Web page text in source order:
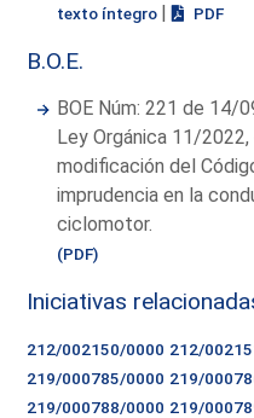
texto íntegro | PDF
B.O.E.
BOE Núm: 221 de 14/
Ley Orgánica 11/
modificación del
imprudencia en la
ciclomotor.
(PDF)
Iniciativas
212/002150/0000 212/
219/000785/0000 219/
219/000788/0000 219/